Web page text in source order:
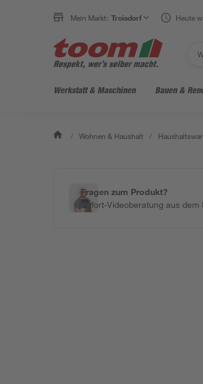
Mein Markt: Troisdorf Heute
Werkstatt & Maschinen Bauen &
/ Wohnen & Haushalt /
Fragen zum Produkt?
Sofort-Videoberatung aus dem